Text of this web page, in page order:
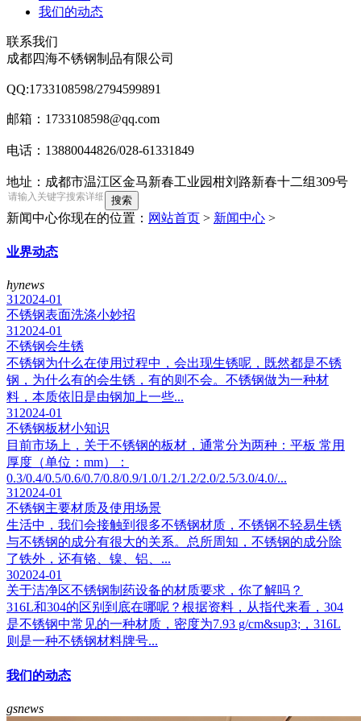
我们的动态
联系我们
成都四海不锈钢制品有限公司
QQ:1733108598/2794599891
邮箱：1733108598@qq.com
电话：13880044826/028-61331849
地址：成都市温江区金马新春工业园柑刘路新春十二组309号
新闻中心你现在的位置： 网站首页 > 新闻中心 >
业界动态
hynews
31 2024-01
不锈钢表面洗涤小妙招
31 2024-01
不锈钢会生锈
不锈钢为什么在使用过程中，会出现生锈呢，既然都是不锈
钢，为什么有的会生锈，有的则不会。不锈钢做为一种材
料，本质依旧是由钢加上一些...
31 2024-01
不锈钢板材小知识
目前市场上，关于不锈钢的板材，通常分为两种：平板 常用
厚度（单位：mm）：
0.3/0.4/0.5/0.6/0.7/0.8/0.9/1.0/1.2/1.2/2.0/2.5/3.0/4.0/...
31 2024-01
不锈钢主要材质及使用场景
生活中，我们会接触到很多不锈钢材质，不锈钢不轻易生锈
与不锈钢的成分有很大的关系。总所周知，不锈钢的成分除
了铁外，还有铬、镍、铝、...
302024-01
关于洁净区不锈钢制药设备的材质要求，你了解吗？
316L和304的区别到底在哪呢？根据资料，从指代来看，304
是不锈钢中常见的一种材质，密度为7.93 g/cm&sup3;，316L
则是一种不锈钢材料牌号...
我们的动态
gsnews